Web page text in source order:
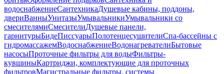
водоснабжениеСантехникаДушевые кабины, поддоны,
двериВанныУнитазыУмывальникиУмывальники со
смесителямиСмесителиДушевые панели,
гарнитурыБидеПиссуарыПолотенцесушителиСпа-бассейны с
гидромассажемВодоснабжениеВодонагревателиБытовые
насосыПроточные фильтры для водыФильтры-
кувшиныКартриджи, комплектующие для проточных
фильтровМагистральные фильтры, системы